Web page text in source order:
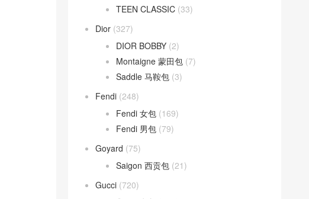
TEEN CLASSIC (33)
Dior (327)
DIOR BOBBY (2)
Montaigne 蒙田包 (7)
Saddle 马鞍包 (3)
Fendi (248)
Fendi 女包 (169)
Fendi 男包 (79)
Goyard (75)
Saigon 西贡包 (21)
Gucci (720)